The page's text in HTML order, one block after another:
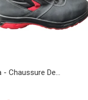
de sécurité
: que porter en
- Chaussure De...